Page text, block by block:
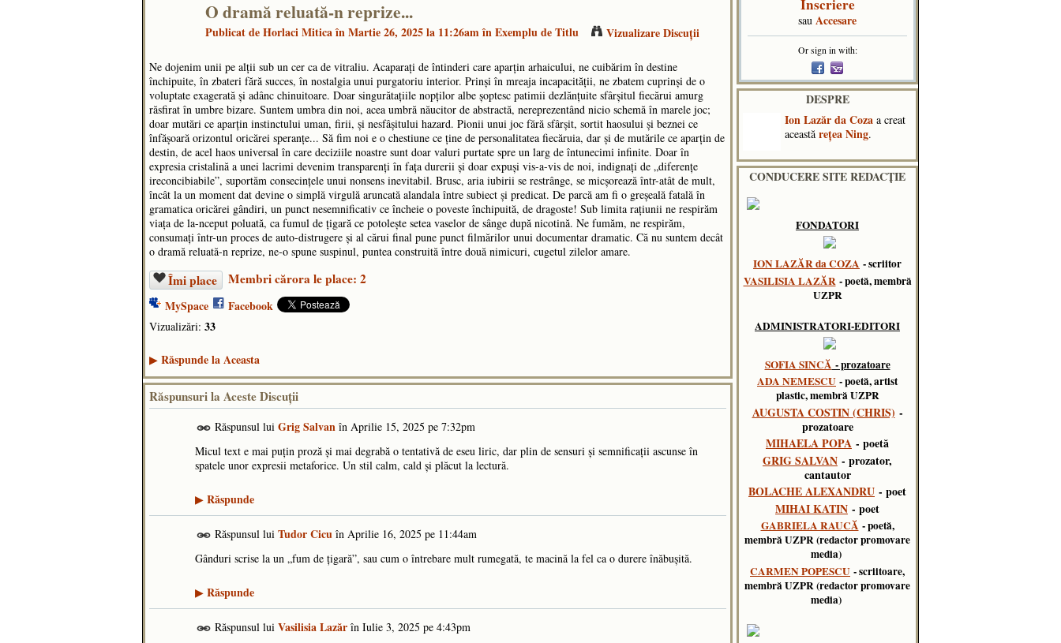
O dramă reluată-n reprize...
Publicat deHorlaci Miticaîn Martie 26, 2025 la 11:26am înExemplu de Titlu Vizualizare Discuţii
Ne dojenim unii pe alții sub un cer ca de vitraliu. Acaparați de întinderi care aparțin arhaicului, ne cuibărim în destine
închipuite, în zbateri fără succes, în nostalgia unui purgatoriu interior. Prinși în mreaja incapacității, ne zbatem cuprinși de o
voluptate exagerată și adânc chinuitoare. Doar singurătațiile nopților albe șoptesc patimii dezlănțuite sfârșitul fiecărui amurg
răsfirat în umbre bizare. Suntem umbra din noi, acea umbră năucitor de abstractă, nereprezentând nicio schemă în marele joc;
doar mutări ce aparțin instinctului uman, firii, și nesfâșitului hazard. Pionii unui joc fără sfârșit, sortit haosului și beznei ce
înfășoară orizontul oricărei speranțe... Să fim noi e o chestiune ce ține de personalitatea fiecăruia, dar și de mutările ce aparțin de
destin, de acel haos universal în care deciziile noastre sunt doar valuri purtate spre un larg de întunecimi infinite. Doar în
expresia cristalină a unei lacrimi devenim transparenți în fața durerii și doar expuși vis-a-vis de noi, indignaţi de „diferenţe
ireconcibiabile”, suportăm consecințele unui nonsens inevitabil. Brusc, aria iubirii se restrânge, se micșorează într-atât de mult,
încât la un moment dat devine o simplă virgulă aruncată alandala între subiect și predicat. De parcă am fi o greșeală fatală în
gramatica oricărei gândiri, un punct nesemnificativ ce încheie o poveste închipuită, de dragoste! Sub limita rațiunii ne respirăm
viața de la-nceput poluată, ca fumul de țigară ce potolește setea vaselor de sânge după nicotină. Ne fumăm, ne respirăm,
consumați într-un proces de auto-distrugere și al cărui final pune punct filmărilor unui documentar dramatic. Că nu suntem decât
o dramă reluată-n reprize, ne-o spune suspinul, puntea construită între două nimicuri, cugetul zilelor amare.
Îmi place Membri cărora le place: 2
MySpace Facebook
Vizualizări: 33
▶ Răspunde la Aceasta
Răspunsuri la Aceste Discuţii
Răspunsul lui Grig Salvan în Aprilie 15, 2025 pe 7:32pm
Micul text e mai puțin proză și mai degrabă o tentativă de eseu liric, dar plin de sensuri și semnificații ascunse în
spatele unor expresii metaforice. Un stil calm, cald și plăcut la lectură.
▶ Răspunde
Răspunsul lui Tudor Cicu în Aprilie 16, 2025 pe 11:44am
Gânduri scrise la un „fum de țigară”, sau cum o întrebare mult rumegată, te macină la fel ca o durere înăbușită.
▶ Răspunde
Răspunsul lui Vasilisia Lazăr în Iulie 3, 2025 pe 4:43pm
Înscriere
sau Accesare
Or sign in with:
DESPRE
Ion Lazăr da Coza a creat
această reţea Ning.
CONDUCERE SITE REDACȚIE
FONDATORI
ION LAZĂR da COZA - scriitor
VASILISIA LAZĂR - poetă, membră
UZPR
ADMINISTRATORI-EDITORI
SOFIA SINCĂ - prozatoare
ADA NEMESCU - poetă, artist
plastic, membră UZPR
AUGUSTA COSTIN (CHRIS) -
prozatoare
MIHAELA POPA - poetă
GRIG SALVAN - prozator,
cantautor
BOLACHE ALEXANDRU - poet
MIHAI KATIN - poet
GABRIELA RAUCĂ - poetă,
membră UZPR (redactor promovare
media)
CARMEN POPESCU - scriitoare,
membră UZPR (redactor promovare
media)